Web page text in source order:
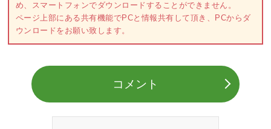
め、スマートフォンでダウンロードすることができません。
ページ上部にある共有機能でPCと情報共有して頂き、PCからダ
ウンロードをお願い致します。
コメント